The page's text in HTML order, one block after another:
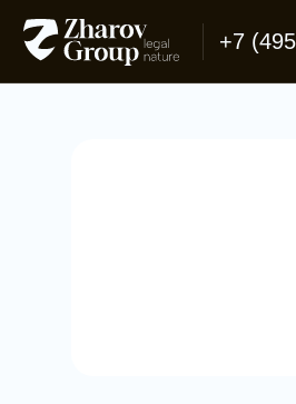
+7 (495) 196-82-05